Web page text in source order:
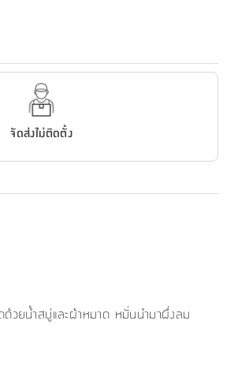
จัดส่งไม่ติดตั้ง
ด้วยน้ำสบู่และผ้าหมาด หมั่นนำมาผึ่งลม